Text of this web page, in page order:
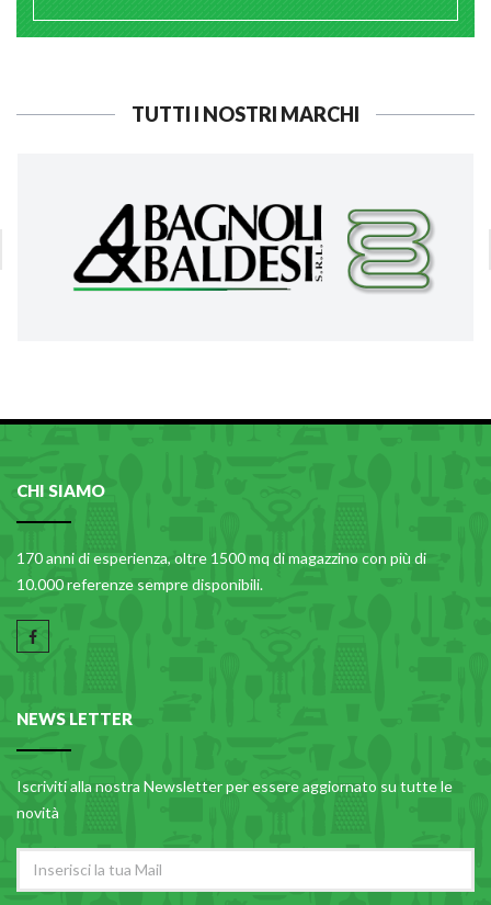
TUTTI I NOSTRI MARCHI
CHI SIAMO
170 anni di esperienza, oltre 1500 mq di magazzino con più di
10.000 referenze sempre disponibili.
NEWS LETTER
Iscriviti alla nostra Newsletter per essere aggiornato su tutte le
novità